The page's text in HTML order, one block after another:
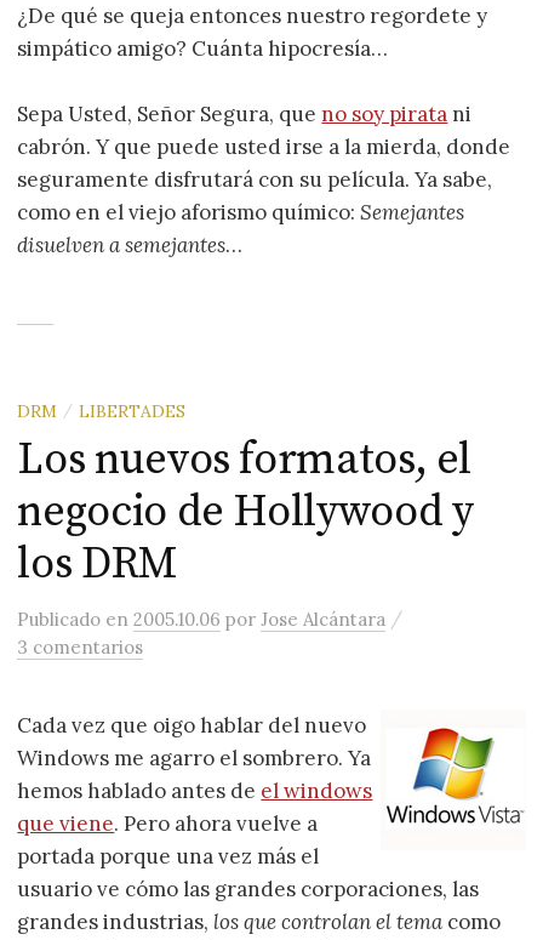
¿De qué se queja entonces nuestro regordete y
simpático amigo? Cuánta hipocresía…
Sepa Usted, Señor Segura, queno soy pirata ni
cabrón. Y que puede usted irse a la mierda, donde
seguramente disfrutará con su película. Ya sabe,
como en el viejo aforismo químico:Semejantes
disuelven a semejantes…
DRM / LIBERTADES
Los nuevos formatos, el
negocio de Hollywood y
los DRM
Publicado en2005.10.06 porJose Alcántara /
3 comentarios
Cada vez que oigo hablar del nuevo
Windows me agarro el sombrero. Ya
hemos hablado antes de el windows
que viene. Pero ahora vuelve a
portada porque una vez más el
usuario ve cómo las grandes corporaciones, las
grandes industrias, los que controlan el tema como